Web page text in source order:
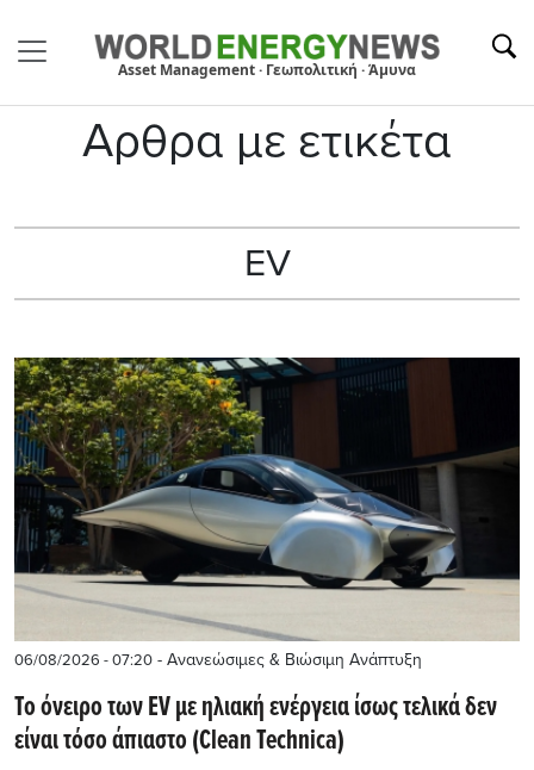
Asset Management · Γεωπολιτική · Άμυνα
Αρθρα με ετικέτα
EV
06/08/2026 - 07:20 - Ανανεώσιμες & Βιώσιμη Ανάπτυξη
Το όνειρο των EV με ηλιακή ενέργεια ίσως τελικά δεν
είναι τόσο άπιαστο (Clean Technica)